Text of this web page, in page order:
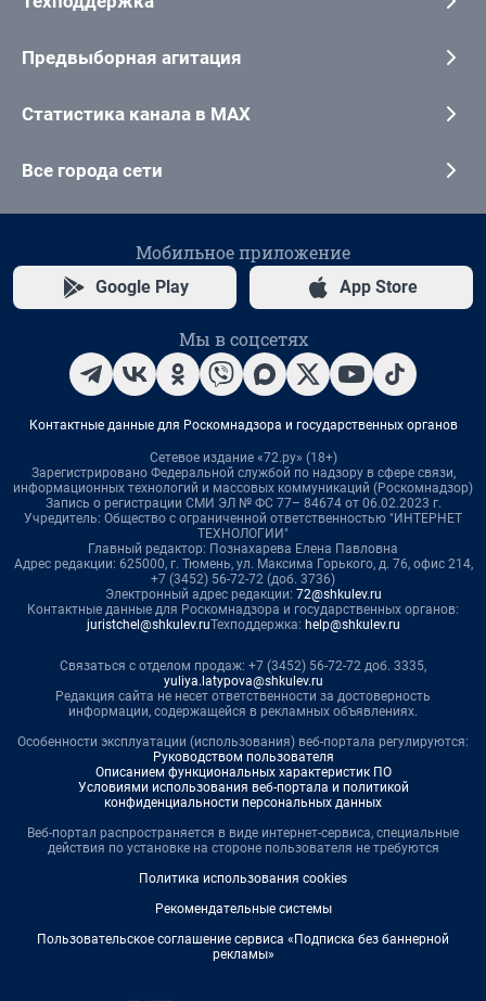
Предвыборная агитация
Статистика канала в MAX
Все города сети
Мобильное приложение
Google Play App Store
Мы в соцсетях
Контактные данные для Роскомнадзора и государственных органов
Сетевое издание «72.ру» (18+)
Зарегистрировано Федеральной службой по надзору в сфере связи,
информационных технологий и массовых коммуникаций (Роскомнадзор)
Запись о регистрации СМИ ЭЛ № ФС 77– 84674 от 06.02.2023 г.
Учредитель: Общество с ограниченной ответственностью "ИНТЕРНЕТ
ТЕХНОЛОГИИ"
Главный редактор: Познахарева Елена Павловна
Адрес редакции: 625000, г. Тюмень, ул. Максима Горького, д. 76, офис 214,
+7 (3452) 56-72-72 (доб. 3736)
Электронный адрес редакции: 72@shkulev.ru
Контактные данные для Роскомнадзора и государственных органов:
juristchel@shkulev.ruТехподдержка: help@shkulev.ru
Связаться с отделом продаж: +7 (3452) 56-72-72 доб. 3335,
yuliya.latypova@shkulev.ru
Редакция сайта не несет ответственности за достоверность
информации, содержащейся в рекламных объявлениях.
Особенности эксплуатации (использования) веб-портала регулируются:
Руководством пользователя
Описанием функциональных характеристик ПО
Условиями использования веб-портала и политикой
конфиденциальности персональных данных
Веб-портал распространяется в виде интернет-сервиса, специальные
действия по установке на стороне пользователя не требуются
Политика использования cookies
Рекомендательные системы
Пользовательское соглашение сервиса «Подписка без баннерной
рекламы»